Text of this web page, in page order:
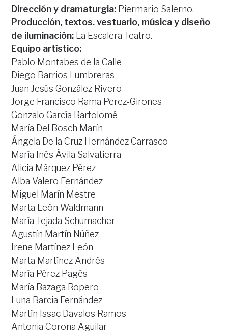
Dirección y dramaturgia: Piermario Salerno.
Producción, textos. vestuario, música y diseño
de iluminación: La Escalera Teatro.
Equipo artístico:
Pablo Montabes de la Calle
Diego Barrios Lumbreras
Juan Jesús González Rivero
Jorge Francisco Rama Perez-Girones
Gonzalo García Bartolomé
María Del Bosch Marín
Ángela De la Cruz Hernández Carrasco
María Inés Ávila Salvatierra
Alicia Márquez Pérez
Alba Valero Fernández
Miguel Marín Mestre
Marta León Waldmann
María Tejada Schumacher
Agustín Martín Núñez
Irene Martínez León
Marta Martínez Andrés
María Pérez Pagés
María Bazaga Ropero
Luna Barcia Fernández
Martín Issac Davalos Ramos
Antonia Corona Aguilar